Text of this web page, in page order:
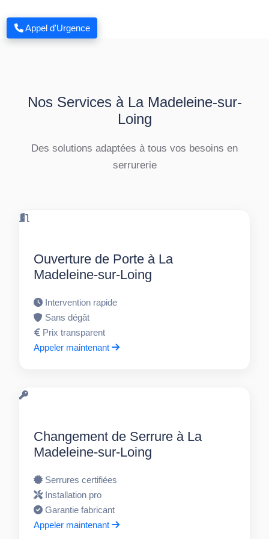
Appel d'Urgence
Nos Services à La Madeleine-sur-
Loing
Des solutions adaptées à tous vos besoins en
serrurerie
Ouverture de Porte à La
Madeleine-sur-Loing
Intervention rapide
Sans dégât
Prix transparent
Appeler maintenant
Changement de Serrure à La
Madeleine-sur-Loing
Serrures certifiées
Installation pro
Garantie fabricant
Appeler maintenant